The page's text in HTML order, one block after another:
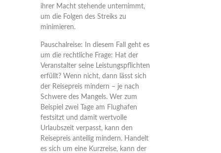
ihrer Macht stehende unternimmt,
um die Folgen des Streiks zu
minimieren.
Pauschalreise: In diesem Fall geht es
um die rechtliche Frage: Hat der
Veranstalter seine Leistungspflichten
erfüllt? Wenn nicht, dann lässt sich
der Reisepreis mindern – je nach
Schwere des Mangels. Wer zum
Beispiel zwei Tage am Flughafen
festsitzt und damit wertvolle
Urlaubszeit verpasst, kann den
Reisepreis anteilig mindern. Handelt
es sich um eine Kurzreise, kann der